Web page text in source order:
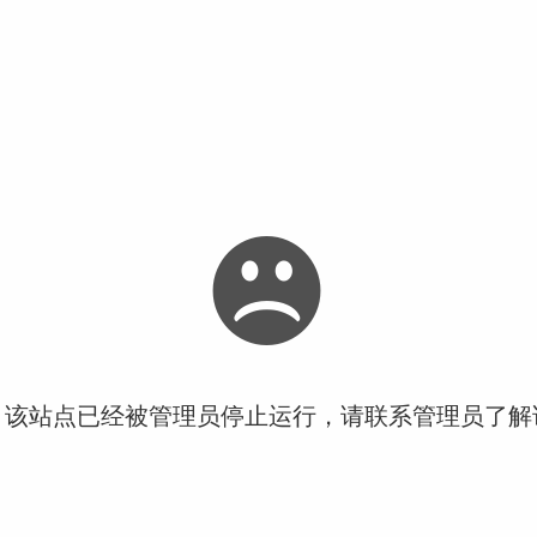
站点已经被管理员停止运行，请联系管理员了